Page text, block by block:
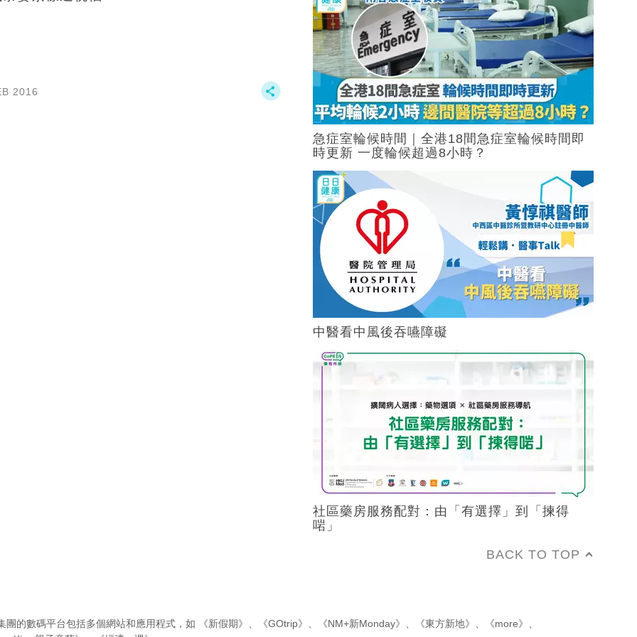
2016
急症室輪候時間｜全港18間急症室輪候時間即
時更新 一度輪候超過8小時？
中醫看中風後吞嚥障礙
社區藥房服務配對：由「有選擇」到「揀得
啱」
BACK TO TOP
團的數碼平台包括多個網站和應用程式，如 《新假期》 、 《GOtrip》 、 《NM+新Monday》 、 《東方新地》 、 《more》 、